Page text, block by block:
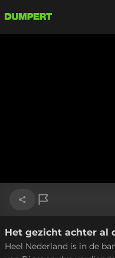
Link kopiëren
Het gezicht achter al
Heel Nederland is in de